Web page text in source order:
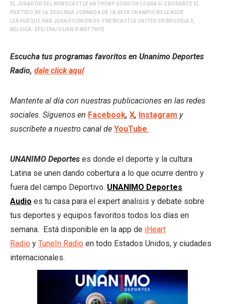
EL JUGADOR DEL NEWSCASTLE ANTHONY GORDON LOGRA 0-2 DURANTE EL
PARTIDO DE LA SEGUNDA JORNADA DE LA UEFA CHAMPIONS LEAGUE
LEAGUEQUE HAN JUGADOUNION SG Y NEWCASTLE UNITED EN BRUSELAS,
BÉLGICA. EFE/EPA/OLIVIER MATTHYS
Escucha tus programas favoritos en Unanimo Deportes
Radio, dale click aquí
Mantente al día con nuestras publicaciones en las redes
sociales. Síguenos en Facebook, X, Instagram y
suscríbete a nuestro canal de YouTube.
UNANIMO Deportes es donde el deporte y la cultura
Latina se unen dando cobertura a lo que ocurre dentro y
fuera del campo Deportivo. UNANIMO Deportes
Audio es tu casa para el expert analisis y debate sobre
tus deportes y equipos favoritos todos los días en
semana. Está disponible en la app de iHeart
Radio y TuneIn Radio en todo Estados Unidos, y ciudades
internacionales.